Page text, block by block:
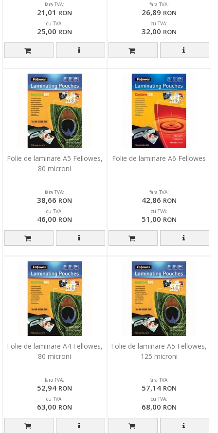
fara TVA:
21,01 RON
cu TVA:
25,00 RON
fara TVA:
26,89 RON
cu TVA:
32,00 RON
Folie de laminare A5 Fellowes,
80 microni
fara TVA:
38,66 RON
cu TVA:
46,00 RON
Folie de laminare A6 Fellowes
fara TVA:
42,86 RON
cu TVA:
51,00 RON
Folie de laminare A4 Fellowes,
80 microni
fara TVA:
52,94 RON
cu TVA:
63,00 RON
Folie de laminare A5 Fellowes,
125 microni
fara TVA:
57,14 RON
cu TVA:
68,00 RON